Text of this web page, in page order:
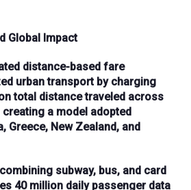
Global Impact
distance-based fare
urban transport by charging
total distance traveled across
a model adopted
Greece, New Zealand, and
subway, bus, and card
40 million daily passenger data